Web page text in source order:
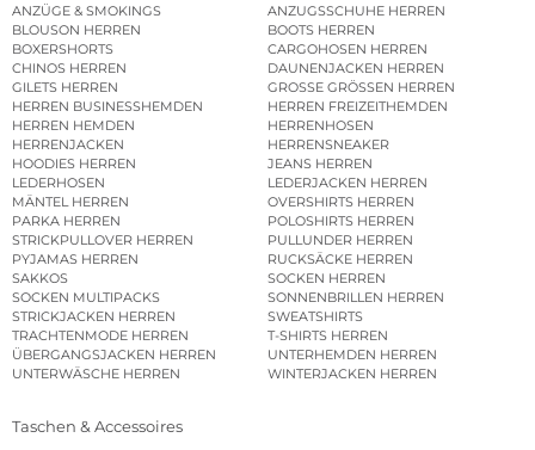
ANZÜGE & SMOKINGS
ANZUGSSCHUHE HERREN
BLOUSON HERREN
BOOTS HERREN
BOXERSHORTS
CARGOHOSEN HERREN
CHINOS HERREN
DAUNENJACKEN HERREN
GILETS HERREN
GROSSE GRÖSSEN HERREN
HERREN BUSINESSHEMDEN
HERREN FREIZEITHEMDEN
HERREN HEMDEN
HERRENHOSEN
HERRENJACKEN
HERRENSNEAKER
HOODIES HERREN
JEANS HERREN
LEDERHOSEN
LEDERJACKEN HERREN
MÄNTEL HERREN
OVERSHIRTS HERREN
PARKA HERREN
POLOSHIRTS HERREN
STRICKPULLOVER HERREN
PULLUNDER HERREN
PYJAMAS HERREN
RUCKSÄCKE HERREN
SAKKOS
SOCKEN HERREN
SOCKEN MULTIPACKS
SONNENBRILLEN HERREN
STRICKJACKEN HERREN
SWEATSHIRTS
TRACHTENMODE HERREN
T-SHIRTS HERREN
ÜBERGANGSJACKEN HERREN
UNTERHEMDEN HERREN
UNTERWÄSCHE HERREN
WINTERJACKEN HERREN
Taschen & Accessoires